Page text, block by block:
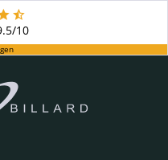
10